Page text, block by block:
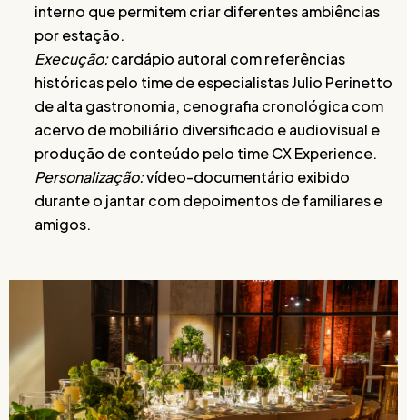
interno que permitem criar diferentes ambiências
por estação.
Execução:cardápio autoral com referências
históricas pelo time de especialistas Julio Perinetto
de alta gastronomia, cenografia cronológica com
acervo de mobiliário diversificado e audiovisual e
produção de conteúdo pelo time CX Experience.
Personalização:vídeo-documentário exibido
durante o jantar com depoimentos de familiares e
amigos.